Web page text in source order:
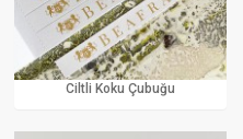
Ciltli Koku Çubuğu